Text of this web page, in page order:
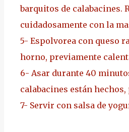
barquitos de calabacines.
cuidadosamente con la
5- Espolvorea con queso
horno, previamente
6- Asar durante 40
calabacines están
7- Servir con salsa de